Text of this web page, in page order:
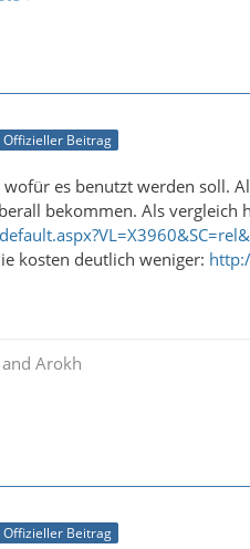
Offizieller Beitrag
es benutzt werden soll.
bekommen. Als vergleich
kosten deutlich weniger:
Arokh
Offizieller Beitrag